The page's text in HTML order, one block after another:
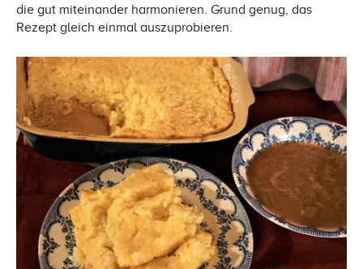
die gut miteinander harmonieren. Grund genug, das
Rezept gleich einmal auszuprobieren.